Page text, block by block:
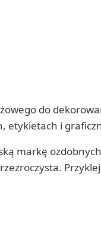
do
etykietach i
markę